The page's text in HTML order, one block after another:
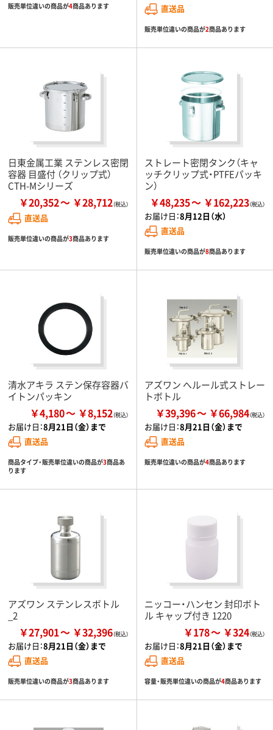
販売単位違いの商品が4商品あります
直送品
販売単位違いの商品が2商品あります
日東金属工業 ステンレス密閉
容器 目盛付 （クリップ式）
CTH-Mシリーズ
￥20,352 ￥28,712
直送品
販売単位違いの商品が3商品あります
ストレート密閉タンク（キャ
ッチクリップ式・PTFEパッキ
ン）
￥48,235 ￥162,223
お届け日：8月12日（水）
直送品
販売単位違いの商品が8商品あります
清水アキラ ステン保存容器バ
イトンパッキン
￥4,180 ￥8,152
お届け日：8月21日（金）まで
直送品
商品タイプ・販売単位違いの商品が3商品あ
ります
アズワン へルール式ストレー
トボトル
￥39,396 ￥66,984
お届け日：8月21日（金）まで
直送品
販売単位違いの商品が4商品あります
アズワン ステンレスボトル
_2
￥27,901 ￥32,396
お届け日：8月21日（金）まで
直送品
販売単位違いの商品が3商品あります
ニッコー・ハンセン 封印ボト
ル キャップ付き 1220
￥178 ￥324
お届け日：8月21日（金）まで
直送品
容量・販売単位違いの商品が4商品あります